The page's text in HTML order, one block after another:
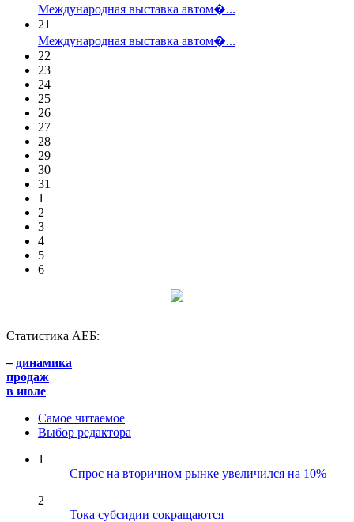
Международная выставка автом�...
21
Международная выставка автом�...
22
23
24
25
26
27
28
29
30
31
1
2
3
4
5
6
Статистика АЕБ:
– динамика
продаж
в июле
Самое читаемое
Выбор редактора
1
Спрос на вторичном рынке увеличился на 10%
2
Тока субсидии сокращаются